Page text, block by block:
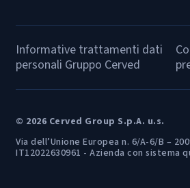
Informative trattamenti dati
personali Gruppo Cerved
© 2026 Cerved Group S.p.A. u.s.
Via dell’Unione Europea n. 6/A-6/B –
IT12022630961 - Azienda con sistema